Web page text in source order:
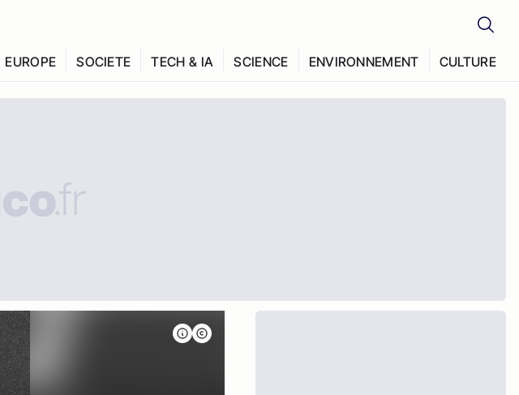
EUROPE SOCIETE TECH & IA SCIENCE ENVIRONNEMENT CULTURE